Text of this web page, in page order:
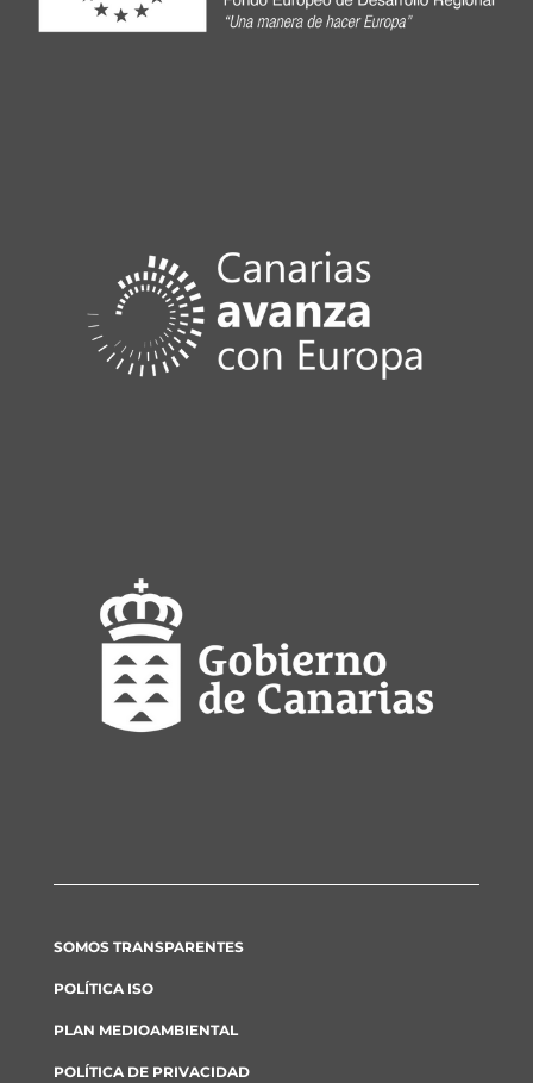
SOMOS TRANSPARENTES
POLÍTICA ISO
PLAN MEDIOAMBIENTAL
POLÍTICA DE PRIVACIDAD